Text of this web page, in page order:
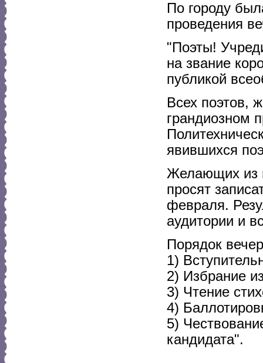
По городу
проведения
"Поэты!
на звание
публикой
Всех поэтов,
грандиозном
явившихся
Желающих из
просят
февраля.
аудитории и
Порядок
1)
2) Избрание
3) Чтение
4)
5)
кандидата".